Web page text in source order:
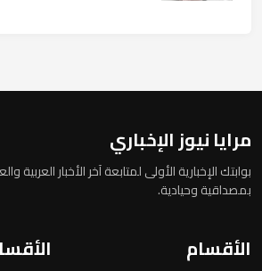
مرايا نيوز الإخباري
بوابتك الإخبارية الأولى لمتابعة آخر الأخبار العربية
بمصداقية وحيادية.
الأقسام